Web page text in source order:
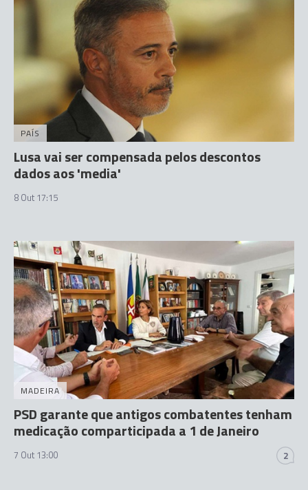
PAÍS
Lusa vai ser compensada pelos descontos
dados aos 'media'
8 Out 17:15
MADEIRA
PSD garante que antigos combatentes tenham
medicação comparticipada a 1 de Janeiro
7 Out 13:00 2